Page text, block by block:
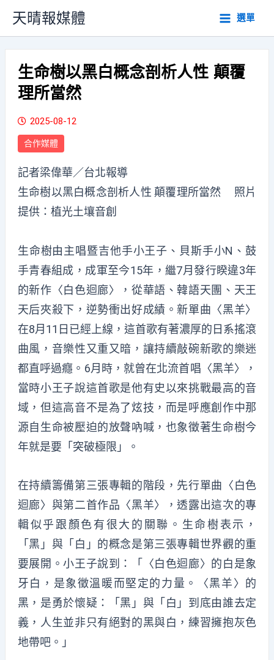
主
天晴報媒體 選單
生命樹以黑白概念剖析人性 顛覆
理所當然
2025-08-12
合作媒體
記者梁偉華／台北報導
生命樹以黑白概念剖析人性 顛覆理所當然 照片
提供：植光土壤音創
生命樹由主唱暨吉他手小王子、貝斯手小N、鼓
手青春組成，成軍至今15年，繼7月發行睽違3年
的新作〈白色迴廊〉，從華語、韓語天團、天王
天后夾殺下，逆勢衝出好成績。新單曲〈黑羊〉
在8月11日已經上線，這首歌有著濃厚的日系搖滾
曲風，音樂性又重又暗，讓持續敲碗新歌的樂迷
都直呼過癮。6月時，就曾在北流首唱〈黑羊〉，
當時小王子說這首歌是他有史以來挑戰最高的音
域，但這高音不是為了炫技，而是呼應創作中那
源自生命被壓迫的放聲吶喊，也象徵著生命樹今
年就是要「突破極限」。
在持續籌備第三張專輯的階段，先行單曲〈白色
迴廊〉與第二首作品〈黑羊〉，透露出這次的專
輯似乎跟顏色有很大的關聯。生命樹表示，
「黑」與「白」的概念是第三張專輯世界觀的重
要展開。小王子說到：「〈白色迴廊〉的白是象
牙白，是象徵溫暖而堅定的力量。〈黑羊〉的
黑，是勇於懷疑：「黑」與「白」到底由誰去定
義，人生並非只有絕對的黑與白，練習擁抱灰色
地帶吧。」